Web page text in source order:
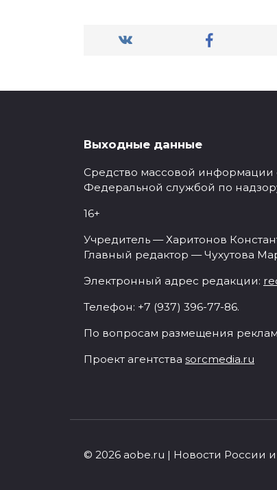
Выходные данные
Средство массовой информации
Федеральной службой по
16+
Учредитель — Харитонов
Главный редактор — Чухутова
Электронный адрес редакции:
Телефон: +7 (937) 396-77-86.
По вопросам размещения
Проект агентства sorcmedia.ru
© 2026 aobe.ru | Новости России